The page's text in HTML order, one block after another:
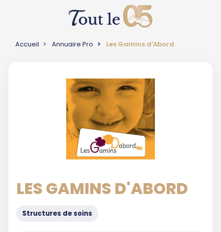
Accueil Annuaire Pro Les Gamins d'Abord
LES GAMINS D'ABORD
Structures de soins